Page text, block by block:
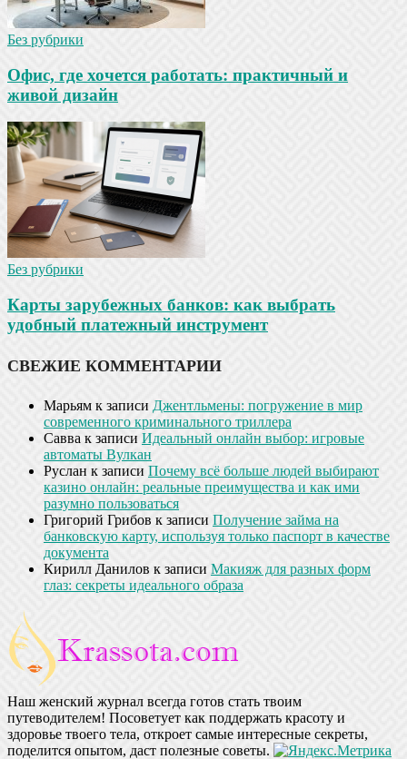
Без рубрики
Офис, где хочется работать: практичный и
живой дизайн
Без рубрики
Карты зарубежных банков: как выбрать
удобный платежный инструмент
СВЕЖИЕ КОММЕНТАРИИ
Марьям к записи Джентльмены: погружение в мир
современного криминального триллера
Савва к записи Идеальный онлайн выбор: игровые
автоматы Вулкан
Руслан к записи Почему всё больше людей выбирают
казино онлайн: реальные преимущества и как ими
разумно пользоваться
Григорий Грибов к записи Получение займа на
банковскую карту, используя только паспорт в качестве
документа
Кирилл Данилов к записи Макияж для разных форм
глаз: секреты идеального образа
Наш женский журнал всегда готов стать твоим
путеводителем! Посоветует как поддержать красоту и
здоровье твоего тела, откроет самые интересные секреты,
поделится опытом, даст полезные советы.